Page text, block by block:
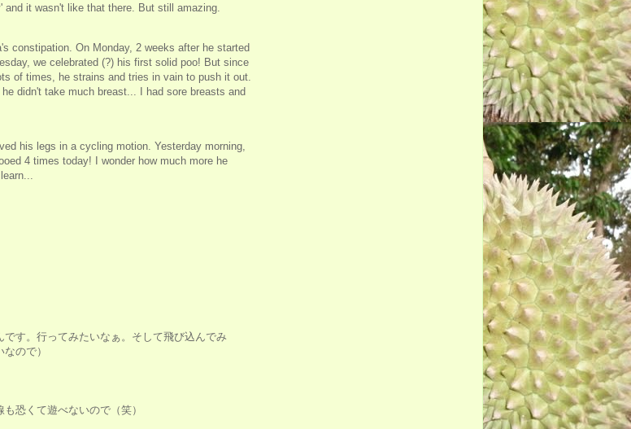
it wasn't like that there. But still amazing.
constipation. On Monday, 2 weeks after he started
we celebrated (?) his first solid poo! But since
of times, he strains and tries in vain to push it out.
didn't take much breast... I had sore breasts and
his legs in a cycling motion. Yesterday morning,
4 times today! I wonder how much more he
す。行ってみたいなぁ。そして飛び込んでみ
ので）
恐くて遊べないので（笑）